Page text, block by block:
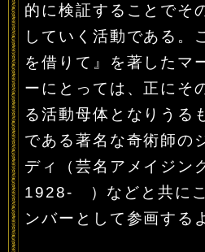
的に検証することでそ
していく活動である。
を借りて』を著したマ
ーにとっては、正にそ
る活動母体となりうる
である著名な奇術師の
ディ（芸名アメイジン
1928- ）などと共に
ンバーとして参画する